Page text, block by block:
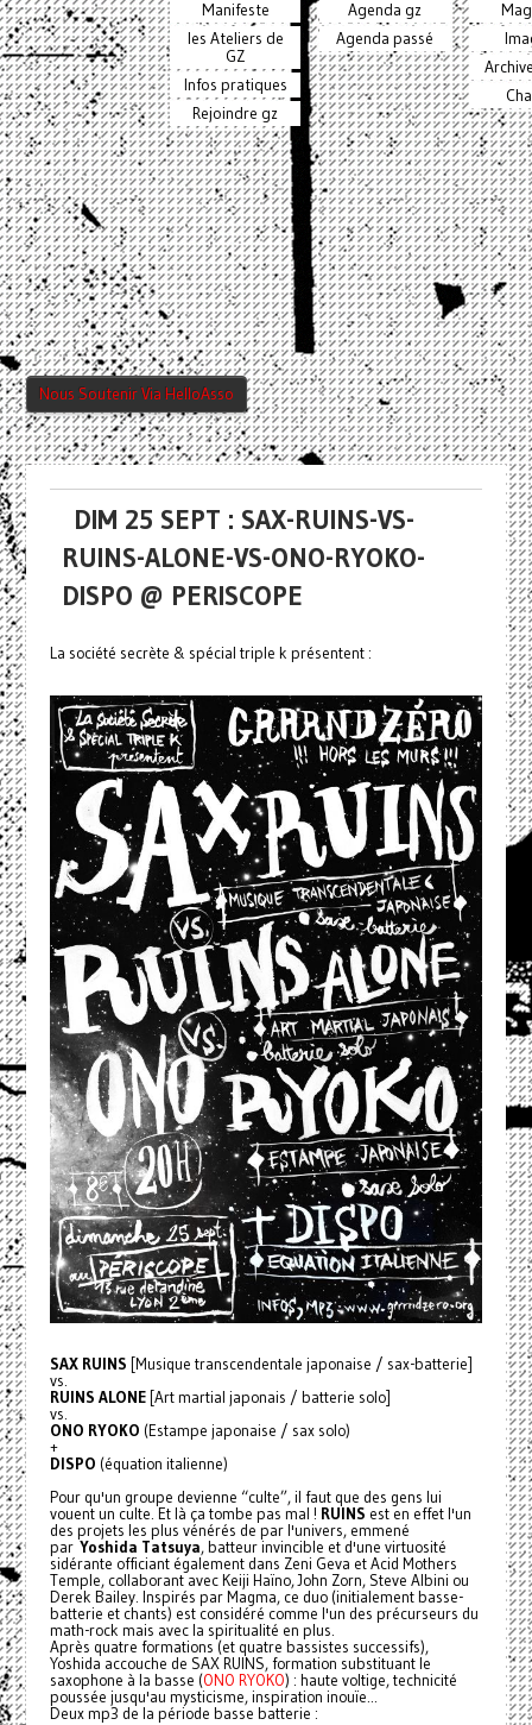
Manifeste
les Ateliers de
GZ
Infos pratiques
Rejoindre gz
Agenda gz
Agenda passé
Nous Soutenir Via HelloAsso
DIM 25 SEPT : SAX-RUINS-VS-
RUINS-ALONE-VS-ONO-RYOKO-
DISPO @ PERISCOPE
La société secrète & spécial triple k présentent :
SAX RUINS [Musique transcendentale japonaise / sax-batterie]
vs.
RUINS ALONE[Art martial japonais / batterie solo]
vs.
ONO RYOKO (Estampe japonaise / sax solo)
+
DISPO (équation italienne)
Pour qu'un groupe devienne “culte”, il faut que des gens lui
vouent un culte. Et là ça tombe pas mal ! RUINS est en effet l'un
des projets les plus vénérés de par l'univers, emmené
par Yoshida Tatsuya, batteur invincible et d'une virtuosité
sidérante officiant également dans Zeni Geva et Acid Mothers
Temple, collaborant avec Keiji Haïno, John Zorn, Steve Albini ou
Derek Bailey. Inspirés par Magma, ce duo (initialement basse-
batterie et chants) est considéré comme l'un des précurseurs du
math-rock mais avec la spiritualité en plus.
Après quatre formations (et quatre bassistes successifs),
Yoshida accouche de SAX RUINS, formation substituant le
saxophone à la basse (ONO RYOKO) : haute voltige, technicité
poussée jusqu'au mysticisme, inspiration inouïe...
Deux mp3 de la période basse batterie :